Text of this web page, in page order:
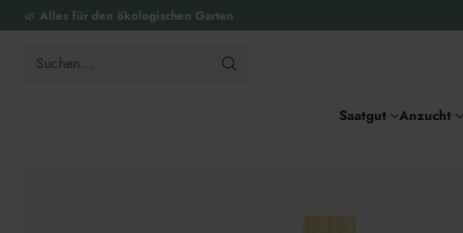
🌿 Alles für den ökologischen Garten
Suchen…
Saatgut Anzucht